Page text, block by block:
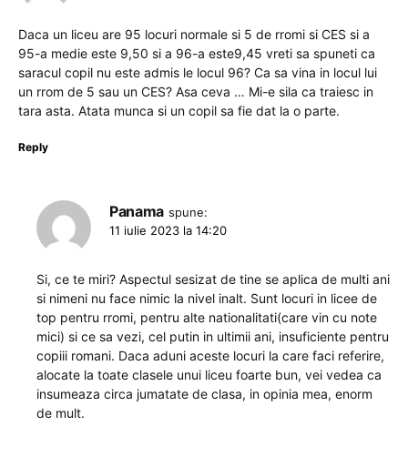
Daca un liceu are 95 locuri normale si 5 de rromi si CES si a
95-a medie este 9,50 si a 96-a este9,45 vreti sa spuneti ca
saracul copil nu este admis le locul 96? Ca sa vina in locul lui
un rrom de 5 sau un CES? Asa ceva … Mi-e sila ca traiesc in
tara asta. Atata munca si un copil sa fie dat la o parte.
Reply
Panama spune:
11 iulie 2023 la 14:20
Si, ce te miri? Aspectul sesizat de tine se aplica de multi ani
si nimeni nu face nimic la nivel inalt. Sunt locuri in licee de
top pentru rromi, pentru alte nationalitati(care vin cu note
mici) si ce sa vezi, cel putin in ultimii ani, insuficiente pentru
copiii romani. Daca aduni aceste locuri la care faci referire,
alocate la toate clasele unui liceu foarte bun, vei vedea ca
insumeaza circa jumatate de clasa, in opinia mea, enorm
de mult.